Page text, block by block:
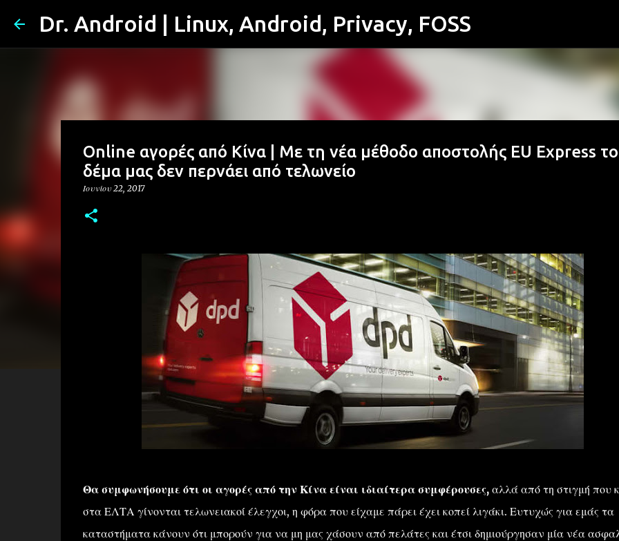
Μετάβαση στο κύριο περιεχόμενο
Dr. Android | Linux, Android, Privacy, FOSS
Online αγορές από Κίνα | Με τη νέα μέθοδο αποστολής EU Express το
δέμα μας δεν περνάει από τελωνείο
Ιουνίου 22, 2017
Θα συμφωνήσουμε ότι οι αγορές από την Κίνα είναι ιδιαίτερα συμφέρουσες,αλλά από τη στιγμή που
στα ΕΛΤΑ γίνονται τελωνειακοί έλεγχοι, η φόρα που είχαμε πάρει έχει κοπεί λιγάκι. Ευτυχώς για εμάς τα
καταστήματα κάνουν ότι μπορούν για να μη μας χάσουν από πελάτες και έτσι δημιούργησαν μία νέα